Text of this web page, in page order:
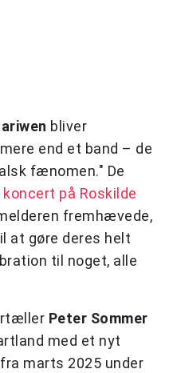
bliver
end et band – de
fænomen." De
på Roskilde
fremhævede,
at gøre deres helt
til noget, alle
Peter Sommer
med et nyt
fra marts 2025 under